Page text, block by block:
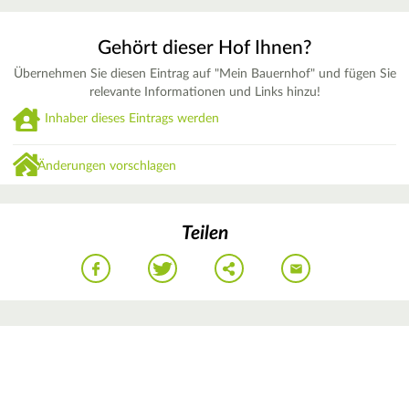
Gehört dieser Hof Ihnen?
Übernehmen Sie diesen Eintrag auf "Mein Bauernhof" und fügen Sie
relevante Informationen und Links hinzu!
Inhaber dieses Eintrags werden
Änderungen vorschlagen
Teilen